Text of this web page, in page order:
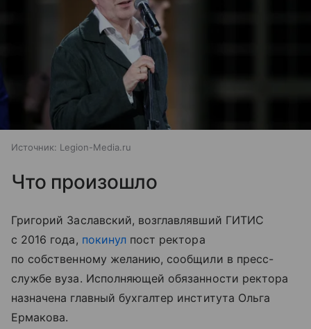
Источник: Legion-Media.ru
Что произошло
Григорий Заславский, возглавлявший ГИТИС
с 2016 года, покинулпост ректора
по собственному желанию, сообщили в пресс-
службе вуза. Исполняющей обязанности ректора
назначена главный бухгалтер института Ольга
Ермакова.